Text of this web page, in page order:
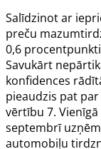
Salīdzinot ar
preču
0,6
Savukārt
konfidences
pieaudzis pat
vērtību 7.
septembrī
automobiļu